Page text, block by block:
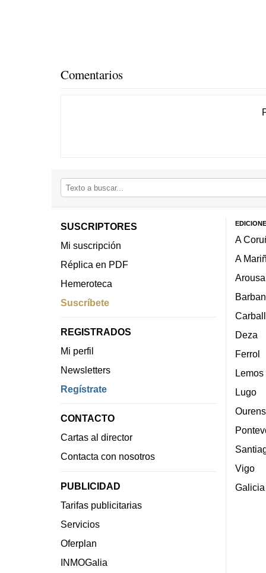
Comentarios
SUSCRIPTORES
Mi suscripción
Réplica en PDF
Hemeroteca
Suscríbete
REGISTRADOS
Mi perfil
Newsletters
Regístrate
CONTACTO
Cartas al director
Contacta con nosotros
PUBLICIDAD
Tarifas publicitarias
Servicios
Oferplan
INMOGalia
A
A
Arousa
Deza
Ferrol
Lemos
Lugo
Vigo